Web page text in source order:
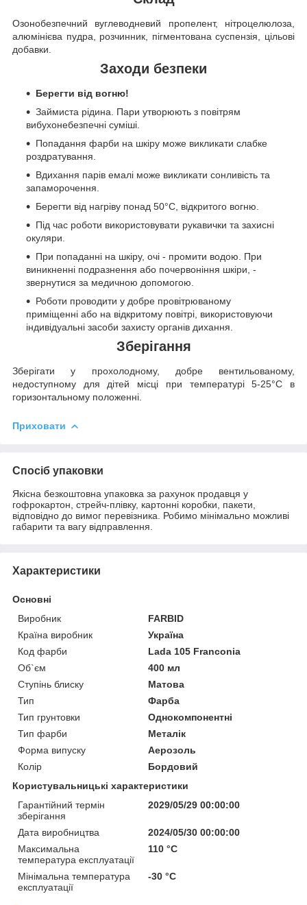
Озонобезпечний вуглеводневий пропелент, нітроцелюлоза,
алюмінієва пудра, розчинник, пігментована суспензія, цільові
добавки.
Заходи безпеки
Берегти від вогню!
Займиста рідина. Пари утворюють з повітрям
вибухонебезпечні суміші.
Попадання фарби на шкіру може викликати слабке
роздратування.
Вдихання парів емалі може викликати сонливість та
запаморочення.
Берегти від нагріву понад 50°C, відкритого вогню.
Під час роботи використовувати рукавички та захисні
окуляри.
При попаданні на шкіру, очі - промити водою. При
виникненні подразнення або почервоніння шкіри, -
звернутися за медичною допомогою.
Роботи проводити у добре провітрюваному
приміщенні або на відкритому повітрі, використовуючи
індивідуальні засоби захисту органів дихання.
Зберігання
Зберігати у прохолодному, добре вентильованому,
недоступному для дітей місці при температурі 5-25°C в
горизонтальному положенні.
Приховати
Спосіб упаковки
Якісна безкоштовна упаковка за рахунок продавця у
гофрокартон, стрейч-плівку, картонні коробки, пакети,
відповідно до вимог перевізника. Робимо мінімально можливі
габарити та вагу відправлення.
Характеристики
Основні
Виробник
FARBID
Країна виробник
Україна
Код фарби
Lada 105 Franconia
Об`єм
400 мл
Ступінь блиску
Матова
Тип
Фарба
Тип грунтовки
Однокомпонентні
Тип фарби
Металік
Форма випуску
Аерозоль
Колір
Бордовий
Користувальницькі характеристики
Гарантійний термін
зберігання
2029/05/29 00:00:00
Дата виробництва
2024/05/30 00:00:00
Максимальна
температура експлуатації
110 °С
Мінімальна температура
експлуатації
-30 °С